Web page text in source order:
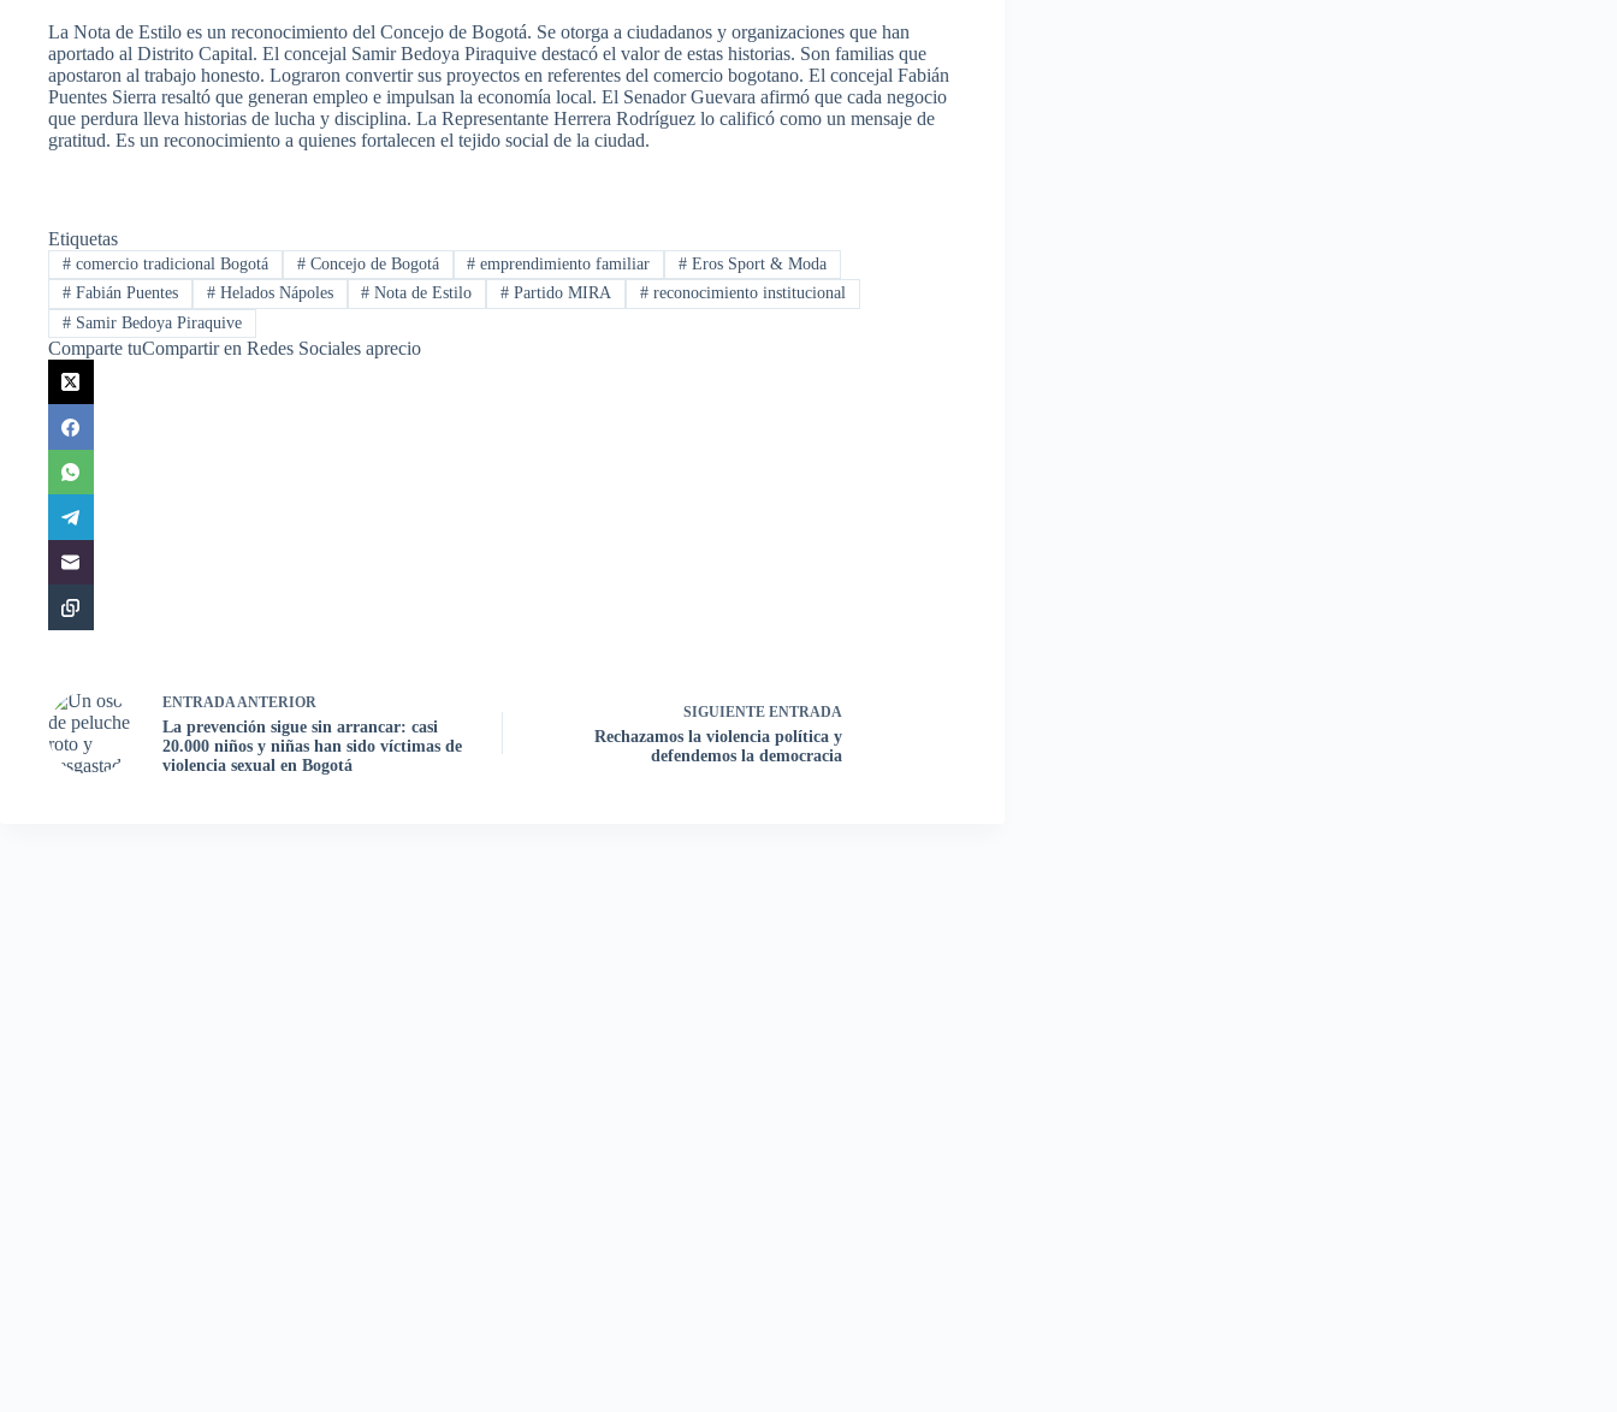
La Nota de Estilo es un reconocimiento del Concejo de Bogotá. Se otorga a ciudadanos y organizaciones que han
aportado al Distrito Capital. El concejal Samir Bedoya Piraquive destacó el valor de estas historias. Son familias que
apostaron al trabajo honesto. Lograron convertir sus proyectos en referentes del comercio bogotano. El concejal Fabián
Puentes Sierra resaltó que generan empleo e impulsan la economía local. El Senador Guevara afirmó que cada negocio
que perdura lleva historias de lucha y disciplina. La Representante Herrera Rodríguez lo calificó como un mensaje de
gratitud. Es un reconocimiento a quienes fortalecen el tejido social de la ciudad.
Etiquetas
#comercio tradicional Bogotá #Concejo de Bogotá # emprendimiento familiar # Eros Sport & Moda
#Fabián Puentes #Helados Nápoles # Nota de Estilo # Partido MIRA # reconocimiento institucional
#Samir Bedoya Piraquive
Comparte tuCompartir en Redes Sociales aprecio
ENTRADAANTERIOR
La prevención sigue sin arrancar: casi
20.000 niños y niñas han sido víctimas de
violencia sexual en Bogotá
SIGUIENTE ENTRADA
Rechazamos la violencia política y
defendemos la democracia